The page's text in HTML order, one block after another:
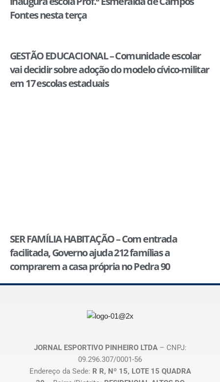
Fontes nesta terça
GESTÃO EDUCACIONAL – Comunidade escolar
vai decidir sobre adoção do modelo cívico-militar
em 17 escolas estaduais
SER FAMÍLIA HABITAÇÃO – Com entrada
facilitada, Governo ajuda 212 famílias a
comprarem a casa própria no Pedra 90
JORNAL ESPORTIVO PINHEIRO LTDA– CNPJ:
09.296.307/0001-56
Endereço da Sede: R R, Nº 15, LOTE 15 QUADRA